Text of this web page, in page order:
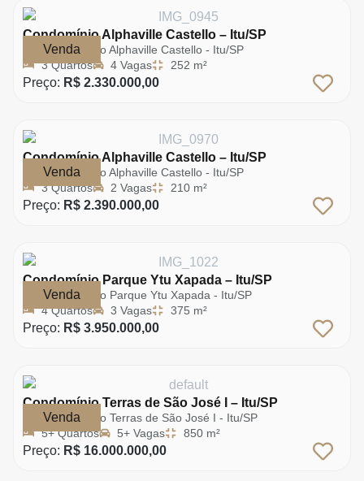
Venda
Condomínio Alphaville Castello – Itu/SP
Condomínio Alphaville Castello - Itu/SP
3 Quartos
4 Vagas 252 m²
Preço: R$ 2.330.000,00
Venda
Condomínio Alphaville Castello – Itu/SP
Condomínio Alphaville Castello - Itu/SP
3 Quartos
2 Vagas 210 m²
Preço: R$ 2.390.000,00
Venda
Condomínio Parque Ytu Xapada – Itu/SP
Condomínio Parque Ytu Xapada - Itu/SP
4 Quartos
3 Vagas 375 m²
Preço: R$ 3.950.000,00
Venda
Condomínio Terras de São José I – Itu/SP
Condomínio Terras de São José I - Itu/SP
5+ Quartos
5+ Vagas 850 m²
Preço: R$ 16.000.000,00